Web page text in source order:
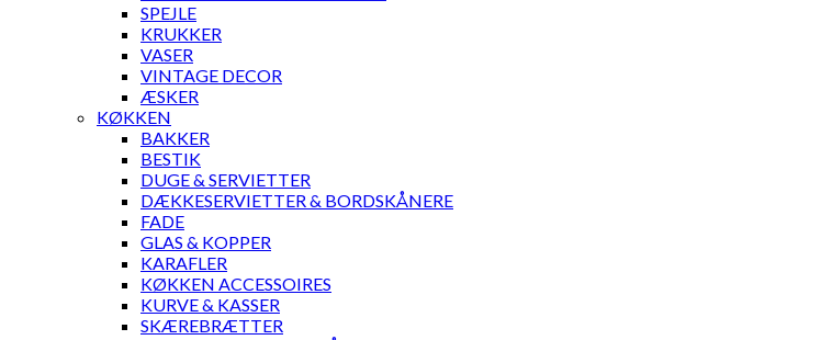
SPEJLE
KRUKKER
VASER
VINTAGE DECOR
ÆSKER
KØKKEN
BAKKER
BESTIK
DUGE & SERVIETTER
DÆKKESERVIETTER & BORDSKÅNERE
FADE
GLAS & KOPPER
KARAFLER
KØKKEN ACCESSOIRES
KURVE & KASSER
SKÆREBRÆTTER